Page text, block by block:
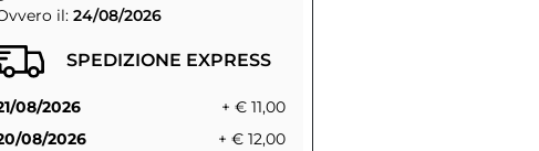
il: 24/08/2026
SPEDIZIONE EXPRESS
08/2026
+ € 11,00
08/2026
+ € 12,00